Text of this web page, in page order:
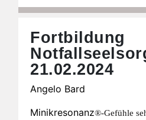
Fortbildung
21.02.2024
Angelo Bard
Minikresonanz®-Gefühle